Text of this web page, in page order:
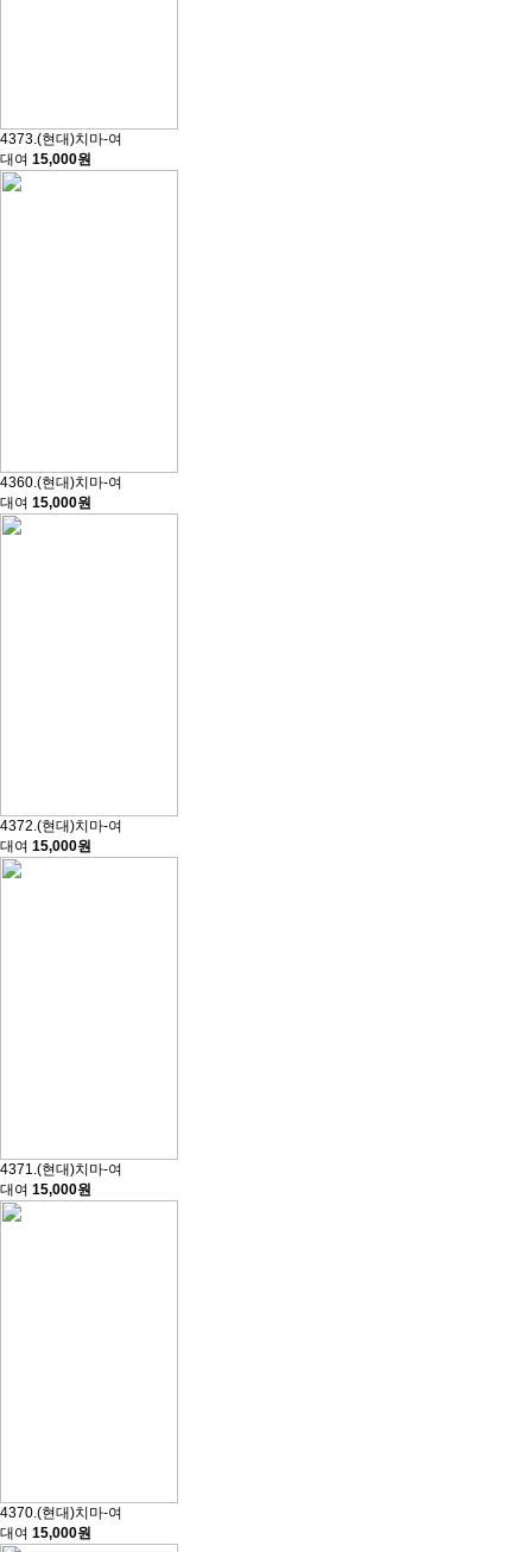
4373.(현대)치마-여
대여 15,000원
4360.(현대)치마-여
대여 15,000원
4372.(현대)치마-여
대여 15,000원
4371.(현대)치마-여
대여 15,000원
4370.(현대)치마-여
대여 15,000원